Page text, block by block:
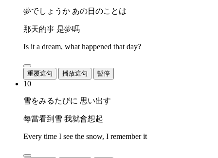
夢でしょうか あの日のことは
那天的事 是夢嗎
Is it a dream, what happened that day?
重覆這句 播放這句 暫停
10
雪をみるたびに 思い出す
每當看到雪 我就會想起
Every time I see the snow, I remember it